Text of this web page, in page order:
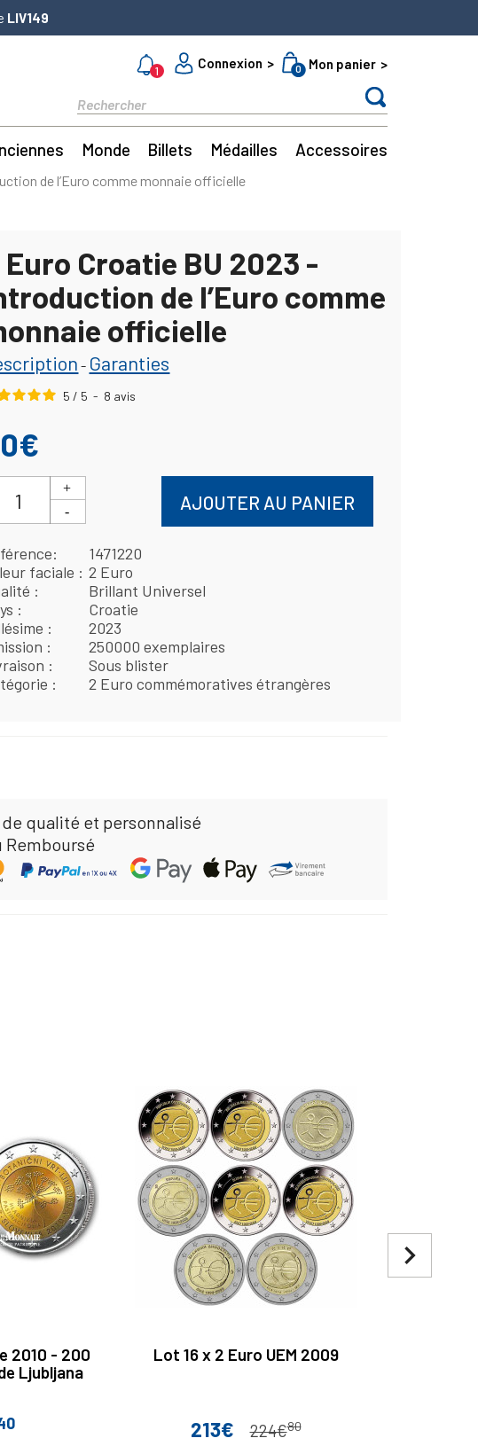
LIV149
1
Connexion 0 Mon panier
Monde Billets Médailles Accessoires
de l’Euro comme monnaie officielle
Euro Croatie BU 2023 -
de l’Euro comme
officielle
- Garanties
5 / 5 - 8 avis
AJOUTER AU PANIER
1471220
faciale
2 Euro
Brillant Universel
Croatie
2023
250000 exemplaires
Sous blister
2 Euro commémoratives étrangères
qualité et personnalisé
2010 - 200
Ljubljana
Lot 16 x 2 Euro UEM 2009
Prix
213€ Prix de base
224€80
navigate_next